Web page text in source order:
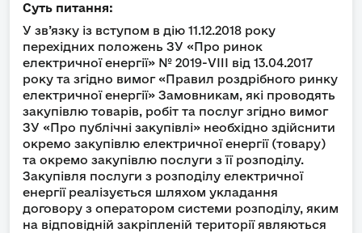
Суть питання:
У зв’язку із вступом в дію 11.12.2018 року
перехідних положень ЗУ «Про ринок
електричної енергії» № 2019-VIII від 13.04.2017
року та згідно вимог «Правил роздрібного ринку
електричної енергії» Замовникам, які проводять
закупівлю товарів, робіт та послуг згідно вимог
ЗУ «Про публічні закупівлі» необхідно здійснити
окремо закупівлю електричної енергії (товару)
та окремо закупівлю послуги з її розподілу.
Закупівля послуги з розподілу електричної
енергії реалізується шляхом укладання
договору з оператором системи розподілу, яким
на відповідній закріпленій території являються